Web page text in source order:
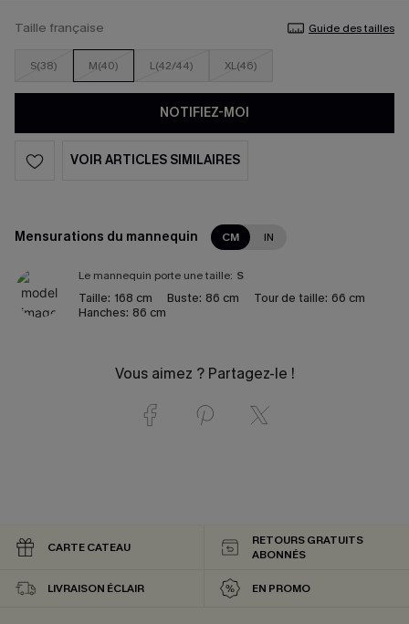
Taille française Guide des tailles
S(38) M(40) L(42/44) XL(46)
NOTIFIEZ-MOI
VOIR ARTICLES SIMILAIRES
Mensurations du mannequin CM IN
Le mannequin porte une taille: S
Taille: 168 cm Buste: 86 cm Tour de taille: 66 cm
Hanches: 86 cm
Vous aimez ? Partagez-le !
CARTE CATEAU
RETOURS GRATUITS
ABONNÉS
LIVRAISON ÉCLAIR EN PROMO